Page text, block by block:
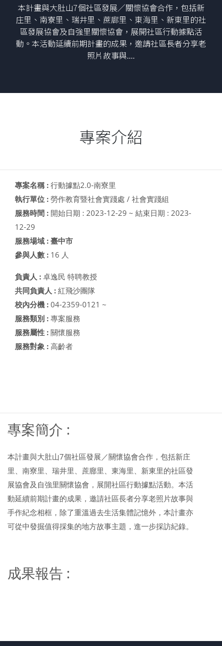
本計畫與大肚山7個社區發展／關懷協會合作，包括新
庄里、南寮里、瑞井里、蔗廍里、東海里、新東里的社
區發展協會及自強里關懷協會，展開社區行動據點活
動。本活動延續前期計畫的成果，邀請社區長者分享老
照片故事與....
專案介紹
專案名稱 : 行動據點2.0-南寮里
執行單位 : 勞作教育暨社會實踐處 / 社會實踐組
服務時間 : 開始日期 : 2023-12-29 ~ 結束日期 : 2023-
12-29
服務場域 : 臺中市
參與人數 : 16 人
負責人 : 卓逸民 特聘教授
共同負責人 : 紅飛沙團隊
校內分機 : 04-2359-0121 ~
服務類別 : 專案服務
服務屬性 : 關懷服務
服務對象 : 高齡者
專案簡介 :
本計畫與大肚山7個社區發展／關懷協會合作，包括新庄
里、南寮里、瑞井里、蔗廍里、東海里、新東里的社區發
展協會及自強里關懷協會，展開社區行動據點活動。本活
動延續前期計畫的成果，邀請社區長者分享老照片故事與
手作紀念相框，除了重溫過去生活集體記憶外，本計畫亦
可從中發掘值得採集的地方故事主題，進一步採訪紀錄。
成果報告 :